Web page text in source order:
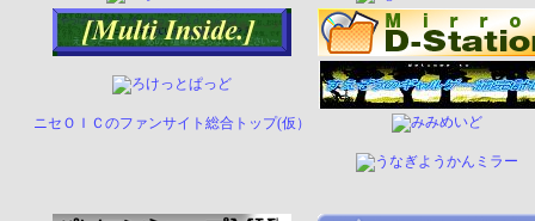
ニセＯＩＣのファンサイト総合トップ(仮）